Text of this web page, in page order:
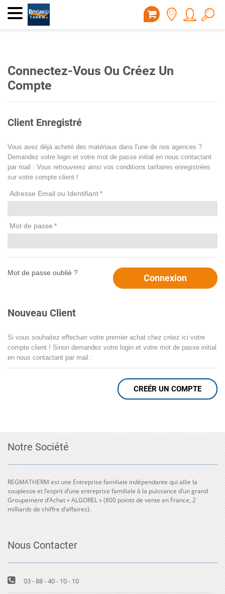
Connectez-Vous Ou Créez Un
Compte
Client Enregistré
Vous avez déjà acheté des matériaux dans l'une de nos agences ?
Demandez votre login et votre mot de passe initial en nous contactant
par mail : Vous retrouverez ainsi vos conditions tarifaires enregistrées
sur votre compte client !
*
Adresse Email ou Identifiant
*
Mot de passe
Mot de passe oublié ? Connexion
Nouveau Client
Si vous souhaitez effectuer votre premier achat chez créez ici votre
compte client ! Sinon demandez votre login et votre mot de passe initial
en nous contactant par mail :
CREÉR UN COMPTE
Notre Société
REGMATHERM est une Entreprise familiale indépendante qui allie la
souplesse et l’esprit d’une entreprise familiale à la puissance d’un grand
Groupement d’Achat « ALGOREL » (800 points de vente en France, 2
milliards de chiffre d’affaires).
Nous Contacter
03 - 88 - 40 - 10 - 10